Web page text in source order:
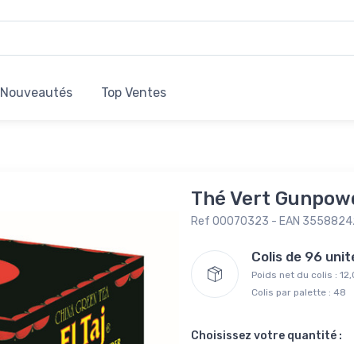
Nouveautés Top Ventes
Thé Vert
Ref 00070323 - EAN
Colis de 96
Poids net du colis :
Colis par palette : 48
Choisissez votre quantité :